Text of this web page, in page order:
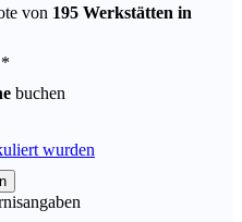
von 195 Werkstätten in
*
buchen
wurden